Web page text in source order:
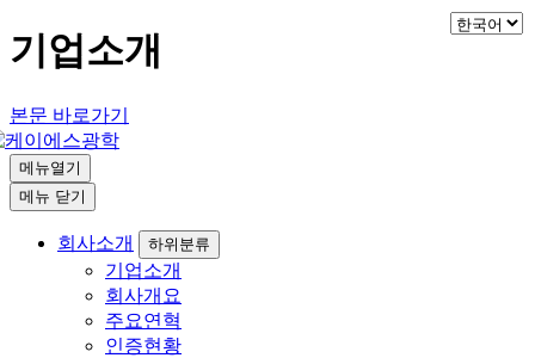
기업소개
본문 바로가기
메뉴열기
메뉴 닫기
회사소개 하위분류
기업소개
회사개요
주요연혁
인증현황